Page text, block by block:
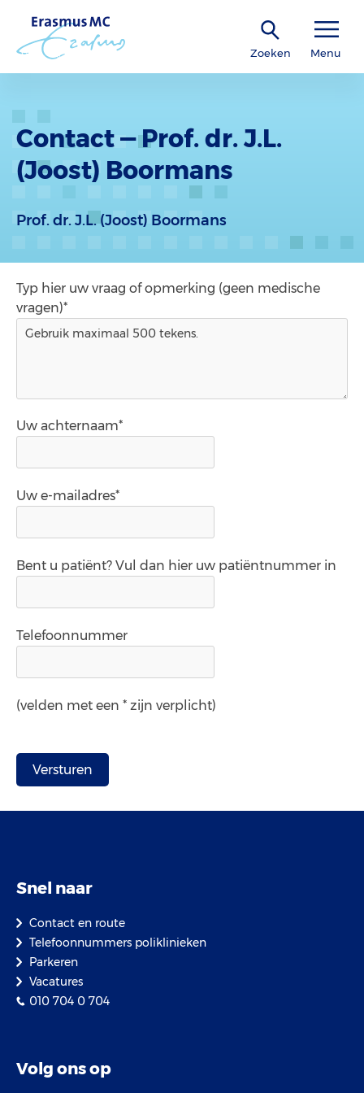
Zoeken Menu
Contact — Prof. dr. J.L.
(Joost) Boormans
Prof. dr. J.L. (Joost) Boormans
Typ hier uw vraag of opmerking (geen medische
vragen)*
Uw achternaam*
Uw e-mailadres*
Bent u patiënt? Vul dan hier uw patiëntnummer in
Telefoonnummer
(velden met een * zijn verplicht)
Snel naar
Contact en route
Telefoonnummers poliklinieken
Parkeren
Vacatures
010 704 0 704
Volg ons op